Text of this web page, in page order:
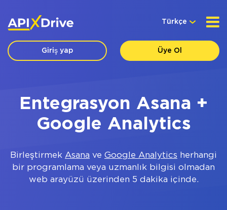
Türkçe
Giriş yap Üye Ol
Entegrasyon Asana +
Google Analytics
Birleştirmek Asana ve Google Analytics herhangi
bir programlama veya uzmanlık bilgisi olmadan
web arayüzü üzerinden 5 dakika içinde.